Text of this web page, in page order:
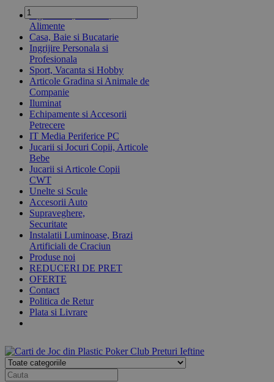
Ingrediente, Dulciuri,
Alimente
Casa, Baie si Bucatarie
Ingrijire Personala si
Profesionala
Sport, Vacanta si Hobby
Articole Gradina si Animale de
Companie
Iluminat
Echipamente si Accesorii
Petrecere
IT Media Periferice PC
Jucarii si Jocuri Copii, Articole
Bebe
Jucarii si Articole Copii
CWT
Unelte si Scule
Accesorii Auto
Supraveghere,
Securitate
Instalatii Luminoase, Brazi
Artificiali de Craciun
Produse noi
REDUCERI DE PRET
OFERTE
Contact
Politica de Retur
Plata si Livrare